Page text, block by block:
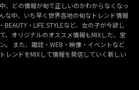
、どの情報が旬で正しいのかわからなくなっ
な中、いち早く世界各地の旬なトレンド情報
BEAUTY・LIFE STYLEなど、女の子が今欲し
、オリジナルのオススメ情報もMIXした、宝
。 また、雑誌・WEB・映像・イベントなど
レンドをMIXして情報を発信していく新しい